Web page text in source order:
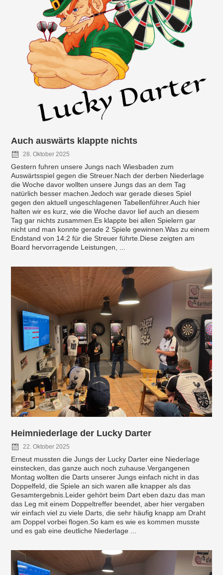
Auch auswärts klappte nichts
28. Oktober 2025
Gestern fuhren unsere Jungs nach Wiesbaden zum
Auswärtsspiel gegen die Streuer.Nach der derben Niederlage
die Woche davor wollten unsere Jungs das an dem Tag
natürlich besser machen.Jedoch war gerade dieses Spiel
gegen den aktuell ungeschlagenen Tabellenführer.Auch hier
halten wir es kurz, wie die Woche davor lief auch an diesem
Tag gar nichts zusammen.Es klappte bei allen Spielern gar
nicht und man konnte gerade 2 Spiele gewinnen.Was zu einem
Endstand von 14:2 für die Streuer führte.Diese zeigten am
Board hervorragende Leistungen, ...
Heimniederlage der Lucky Darter
22. Oktober 2025
Erneut mussten die Jungs der Lucky Darter eine Niederlage
einstecken, das ganze auch noch zuhause.Vergangenen
Montag wollten die Darts unserer Jungs einfach nicht in das
Doppelfeld, die Spiele an sich waren alle knapper als das
Gesamtergebnis.Leider gehört beim Dart eben dazu das man
das Leg mit einem Doppeltreffer beendet, aber hier vergaben
wir einfach viel zu viele Darts, die sehr häufig knapp am Draht
am Doppel vorbei flogen.So kam es wie es kommen musste
und es gab eine deutliche Niederlage ...